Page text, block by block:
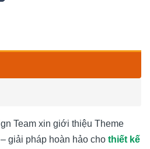
Team xin giới thiệu Theme
giải pháp hoàn hảo cho thiết kế